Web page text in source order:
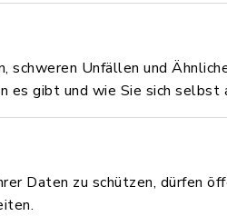
schweren Unfällen und
es gibt und wie Sie sich
Daten zu schützen, dürfen